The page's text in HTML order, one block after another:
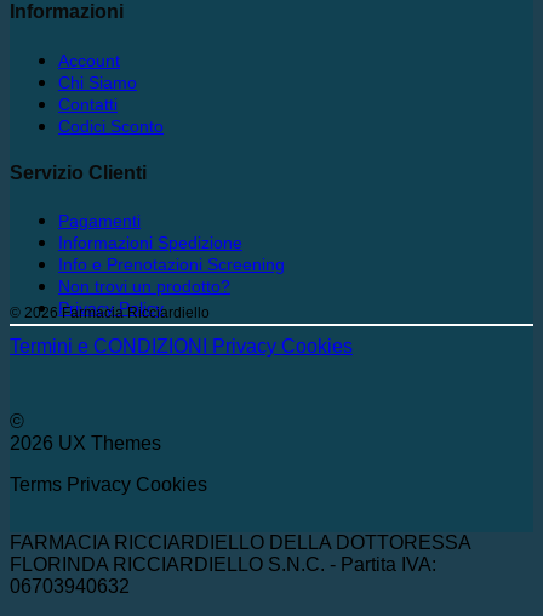
Informazioni
Account
Chi Siamo
Contatti
Codici Sconto
Servizio Clienti
Pagamenti
Informazioni Spedizione
Info e Prenotazioni Screening
Non trovi un prodotto?
Privacy Policy
© 2026 Farmacia Ricciardiello
Termini e CONDIZIONI Privacy Cookies
©
2026 UX Themes
Terms Privacy Cookies
FARMACIA RICCIARDIELLO DELLA DOTTORESSA
FLORINDA RICCIARDIELLO S.N.C. - Partita IVA:
06703940632